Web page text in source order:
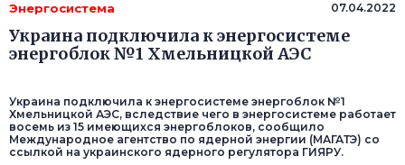
Энергосистема 07.04.2022
Украина подключила к энергосистеме
энергоблок №1 Хмельницкой АЭС
Украина подключила к энергосистеме энергоблок №1
Хмельницкой АЭС, вследствие чего в энергосистеме работает
восемь из 15 имеющихся энергоблоков, сообщило
Международное агентство по ядерной энергии (МАГАТЭ) со
ссылкой на украинского ядерного регулятора ГИЯРУ.